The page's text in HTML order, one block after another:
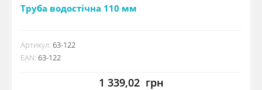
Труба водостічна 110 мм
Артикул: 63-122
EAN: 63-122
1 339,02грн